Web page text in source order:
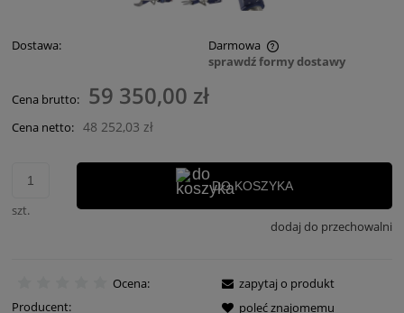
Dostawa:
Darmowa
Cena nie zawiera ewentualnych kosztów płatności
sprawdź formy dostawy
Cena brutto: 59 350,00 zł
Cena netto: 48 252,03 zł
szt.
DO KOSZYKA
dodaj do przechowalni
Ocena:
Producent:
zapytaj o produkt
poleć znajomemu